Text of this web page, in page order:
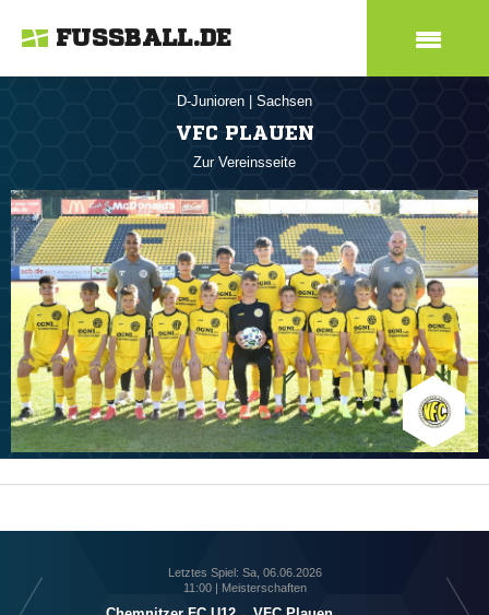
FUSSBALL.DE
D-Junioren Sachsen
VFC PLAUEN
Zur Vereinsseite
Letztes Spiel: Sa, 06.06.2026
11:00 | Meisterschaften